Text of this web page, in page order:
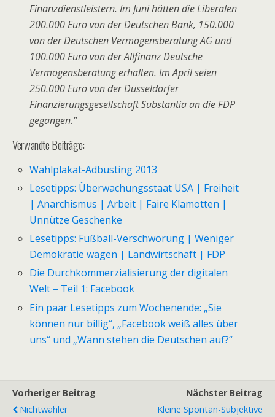
Finanzdienstleistern. Im Juni hätten die Liberalen
200.000 Euro von derDeutschen Bank, 150.000
von der Deutschen Vermögensberatung AG und
100.000 Euro von der Allfinanz Deutsche
Vermögensberatung erhalten. Im April seien
250.000 Euro von der Düsseldorfer
Finanzierungsgesellschaft Substantia an die FDP
gegangen.”
Verwandte Beiträge:
Wahlplakat-Adbusting 2013
Lesetipps: Überwachungsstaat USA | Freiheit
| Anarchismus | Arbeit | Faire Klamotten |
Unnütze Geschenke
Lesetipps: Fußball-Verschwörung | Weniger
Demokratie wagen | Landwirtschaft | FDP
Die Durchkommerzialisierung der digitalen
Welt – Teil 1: Facebook
Ein paar Lesetipps zum Wochenende: „Sie
können nur billig“, „Facebook weiß alles über
uns“ und „Wann stehen die Deutschen auf?“
Vorheriger Beitrag
Nichtwähler
Nächster Beitrag
Kleine Spontan-Subjektive